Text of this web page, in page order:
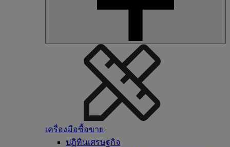
เครื่องมือซื้อขาย
ปฏิทินเศรษฐกิจ